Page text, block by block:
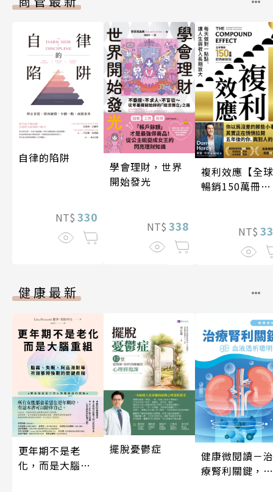
自律的陷阱
NT$ 330
學會理財，世界
開始發光
NT$ 338
複利效應【全球
暢銷150萬冊・
NT$
健康最新
更年期不是老
化，而是大腦重
擺脫憂鬱症
健康微閱讀－治
療腎利關鍵，血